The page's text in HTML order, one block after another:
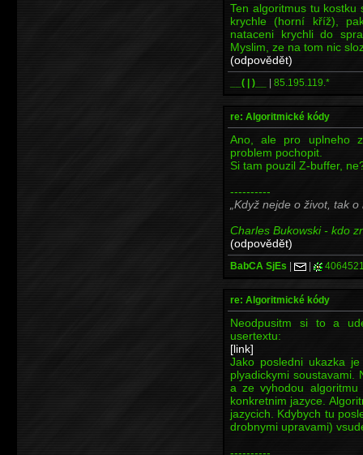
Ten algoritmus tu
krychle (horní kříž),
nataceni krychli do
Myslim, ze na tom nic
(odpovědět)
__( | )__ | 85.195.119.*
re: Algoritmické kódy
Ano, ale pro uplneho
problem pochopit.
Si tam pouzil Z-buffer,
----------
Když nejde o život, tak o
Charles Bukowski - kdo
(odpovědět)
BabCA SjEs | |
re: Algoritmické kódy
Neodpusitm si to a
usertextu:
[link]
Jako posledni ukazka
plyadickymi
a ze vyhodou
konkretnim jazyce.
jazycich. Kdybych tu
drobnymi upravami)
----------